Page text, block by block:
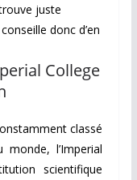
juste
donc d’en
College
classé
l’Imperial
scientifique